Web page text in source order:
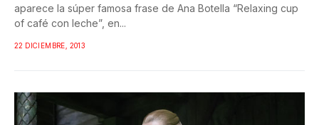
aparece la súper famosa frase de Ana Botella “Relaxing cup
of café con leche”, en...
22 DICIEMBRE, 2013